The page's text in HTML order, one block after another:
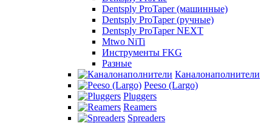
Dentsply ProTaper (машинные)
Dentsply ProTaper (ручные)
Dentsply ProTaper NEXT
Mtwo NiTi
Инструменты FKG
Разные
Каналонаполнители
Peeso (Largo)
Pluggers
Reamers
Spreaders